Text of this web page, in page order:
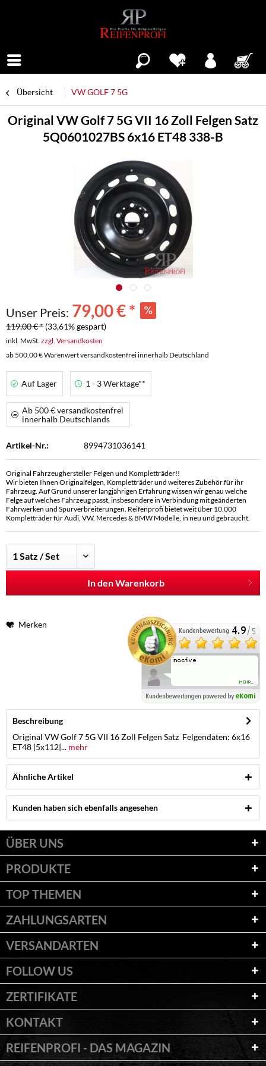
Übersicht VW GOLF 7 5G
Original VW Golf 7 5G VII 16 Zoll Felgen Satz
5Q0601027BS 6x16 ET48 338-B
Unser Preis: 79,00 € *
119,00 € * (33,61% gespart)
inkl. MwSt. zzgl. Versandkosten
ab 500,00 € Warenwert versandkostenfrei innerhalb Deutschland
Auf Lager 1 - 3 Werktage**
Ab 500 € versandkostenfrei
innerhalb Deutschlands
Artikel-Nr.: 8994731036141
Original Fahrzeughersteller Felgen und Kompletträder!!
Wir bieten Ihnen Originalfelgen, Kompletträder und weiteres Zubehör für ihr
Fahrzeug. Auf Grund unserer langjährigen Erfahrung wissen wir genau welche
Felge auf welches Fahrzeug passt, insbesondere in Verbindung mit geänderten
Fahrwerken und Spurverbreiterungen. Reifenprofi bietet weit über 10.000
Kompletträder für Audi, VW, Mercedes & BMW Modelle, in neu und gebraucht.
In den Warenkorb
Merken
Beschreibung
Original VW Golf 7 5G VII 16 Zoll Felgen Satz Felgendaten: 6x16
ET48 |5x112|... mehr
Ähnliche Artikel
Kunden haben sich ebenfalls angesehen
ÜBER UNS
PRODUKTE
TOP THEMEN
ZAHLUNGSARTEN
VERSANDARTEN
FOLLOW US
ZERTIFIKATE
KONTAKT
REIFENPROFI - DAS MAGAZIN